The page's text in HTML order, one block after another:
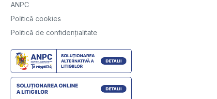
ANPC
Politică cookies
Politică de confidențialitate